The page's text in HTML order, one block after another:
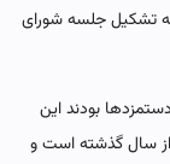
به تشکیل جلسه شورای
درصدی حقوق و دستمزدها بودند این
تورم را کنترل کند؛ اما الان ۵ ماه از سال گذشته است و